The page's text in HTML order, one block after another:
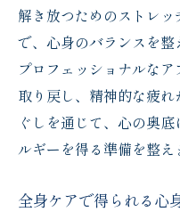
解き放つためのストレ
で、心身のバランスを
プロフェッショナルな
取り戻し、精神的な疲
ぐしを通じて、心の奥
ルギーを得る準備を整え
全身ケアで得られる心